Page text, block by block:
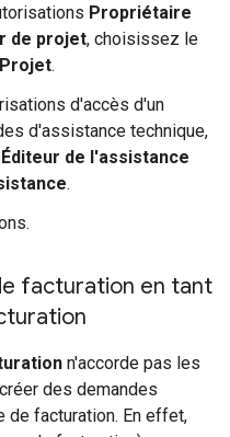
Propriétaire
de projet, choisissez le
Projet.
d'accès d'un
d'assistance technique,
Éditeur de l'assistance
.
facturation en tant
n'accorde pas les
des demandes
facturation. En effet,